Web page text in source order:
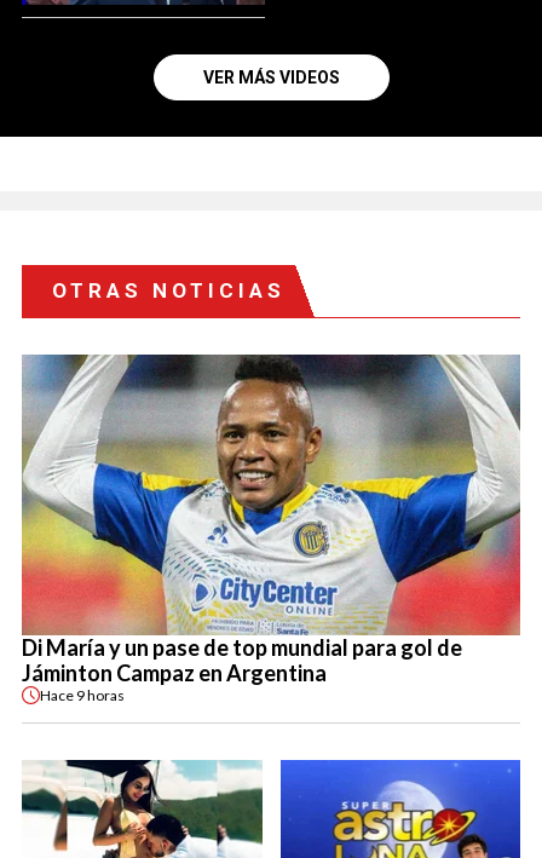
VER MÁS VIDEOS
OTRAS NOTICIAS
Di María y un pase de top mundial para gol de
Jáminton Campaz en Argentina
Hace 9 horas